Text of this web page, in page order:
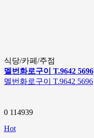
식당/카페/주점
멜번화로구이 T.9642 5696
멜번화로구이 T.9642 5696
0 114939
Hot